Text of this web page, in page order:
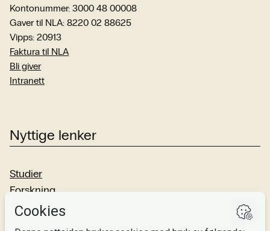
Kontonummer: 3000 48 00008
Gaver til NLA: 8220 02 88625
Vipps: 20913
Faktura til NLA
Bli giver
Intranett
Nyttige lenker
Studier
Forskning
Om oss